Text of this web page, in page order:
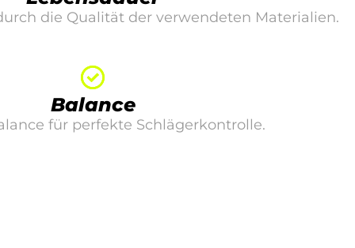
die Qualität der verwendeten Materialien.
Balance
für perfekte Schlägerkontrolle.